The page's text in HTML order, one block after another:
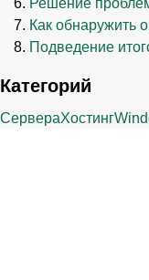
Как обнаружить
Подведение
Категорий
СервераХостинг